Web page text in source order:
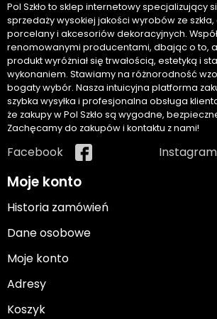
Pol Szkło to sklep internetowy specjalizujący
sprzedaży wysokiej jakości wyrobów ze
porcelany i akcesoriów dekoracyjnych.
renomowanymi producentami, dbając o to,
produkt wyróżniał się trwałością, estetyką i
wykonaniem. Stawiamy na różnorodność
bogaty wybór. Nasza intuicyjna platforma
szybka wysyłka i profesjonalna obsługa
że zakupy w Pol Szkło są wygodne,
Zachęcamy do zakupów i kontaktu z nami!
Facebook Instagram
Moje konto
Historia zamówień
Dane osobowe
Moje konto
Adresy
Koszyk